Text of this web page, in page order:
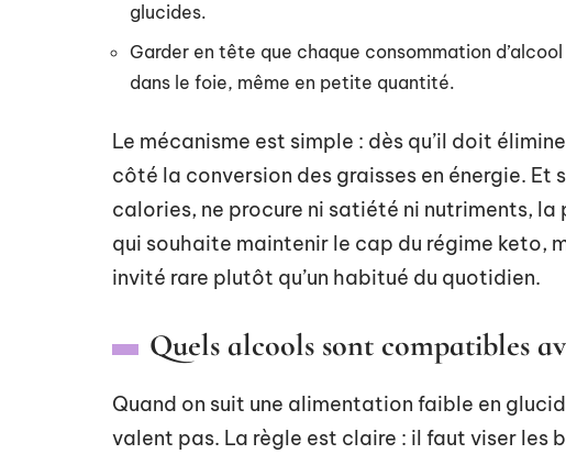
glucides.
Garder en tête que chaque consommation
dans le foie, même en petite quantité.
Le mécanisme est simple : dès qu’il doit
côté la conversion des graisses en énergie. Et
calories, ne procure ni satiété ni nutriments,
qui souhaite maintenir le cap du régime keto,
invité rare plutôt qu’un habitué du quotidien.
Quels alcools sont compatibles
Quand on suit une alimentation faible en
valent pas. La règle est claire : il faut viser les